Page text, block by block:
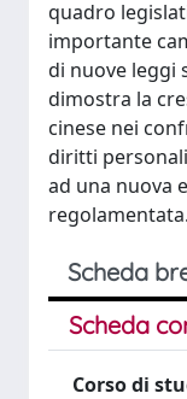
quadro
importante
di nuove leggi
dimostra la
cinese nei
diritti
ad una nuova
regolamentata.
Scheda
Scheda
Corso di